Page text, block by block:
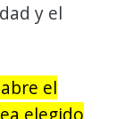
y el
abre el
elegido